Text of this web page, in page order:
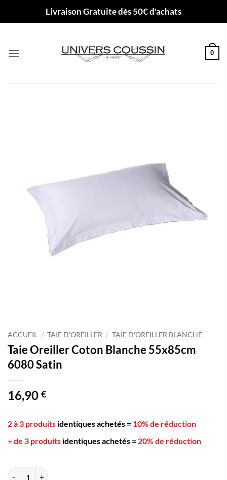
Livraison Gratuite dès 50€ d'achats
0
ACCUEIL / TAIE D'OREILLER / TAIE D'OREILLER BLANCHE
Taie Oreiller Coton Blanche 55x85cm
6080 Satin
16,90 €
2 à 3 produits identiques achetés = 10% de réduction
+ de 3 produits identiques achetés = 20% de réduction
quantité de Taie Oreiller Coton Blanche 55x85cm 6080 Satin